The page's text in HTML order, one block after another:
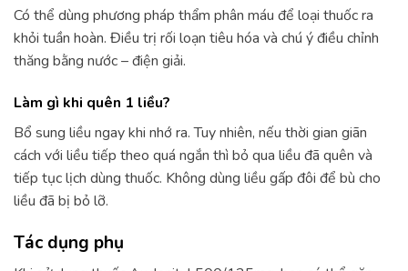
Có thể dùng phương pháp thẩm phân máu để loại thuốc ra
khỏi tuần hoàn. Điều trị rối loạn tiêu hóa và chú ý điều chỉnh
thăng bằng nước – điện giải.
Làm gì khi quên 1 liều?
Bổ sung liều ngay khi nhớ ra. Tuy nhiên, nếu thời gian giãn
cách với liều tiếp theo quá ngắn thì bỏ qua liều đã quên và
tiếp tục lịch dùng thuốc. Không dùng liều gấp đôi để bù cho
liều đã bị bỏ lỡ.
Tác dụng phụ